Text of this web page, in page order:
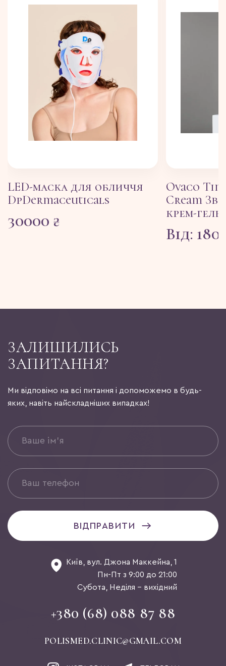
LED-маска для обличчя
DpDermaceuticals
30000 ₴
Ovaco
Cream
крем-гель
Від:
ЗАЛИШИЛИСЬ
ЗАПИТАННЯ?
Ми відповімо на всі питання і допоможемо в будь-
яких, навіть найскладніших випадках!
ВІДПРАВИТИ
Київ, вул. Джона Маккейна, 1
Пн-Пт з 9:00 до 21:00
Субота, Неділя - вихідний
+380 (68) 088 87 88
POLISMED.CLINIC@GMAIL.COM